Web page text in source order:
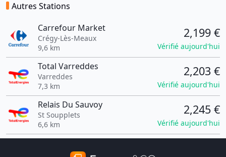
Autres Stations
Carrefour Market
Crégy-Lès-Meaux
9,6 km
2,199 €
Vérifié aujourd'hui
Total Varreddes
Varreddes
7,3 km
2,203 €
Vérifié aujourd'hui
Relais Du Sauvoy
St Soupplets
6,6 km
2,245 €
Vérifié aujourd'hui